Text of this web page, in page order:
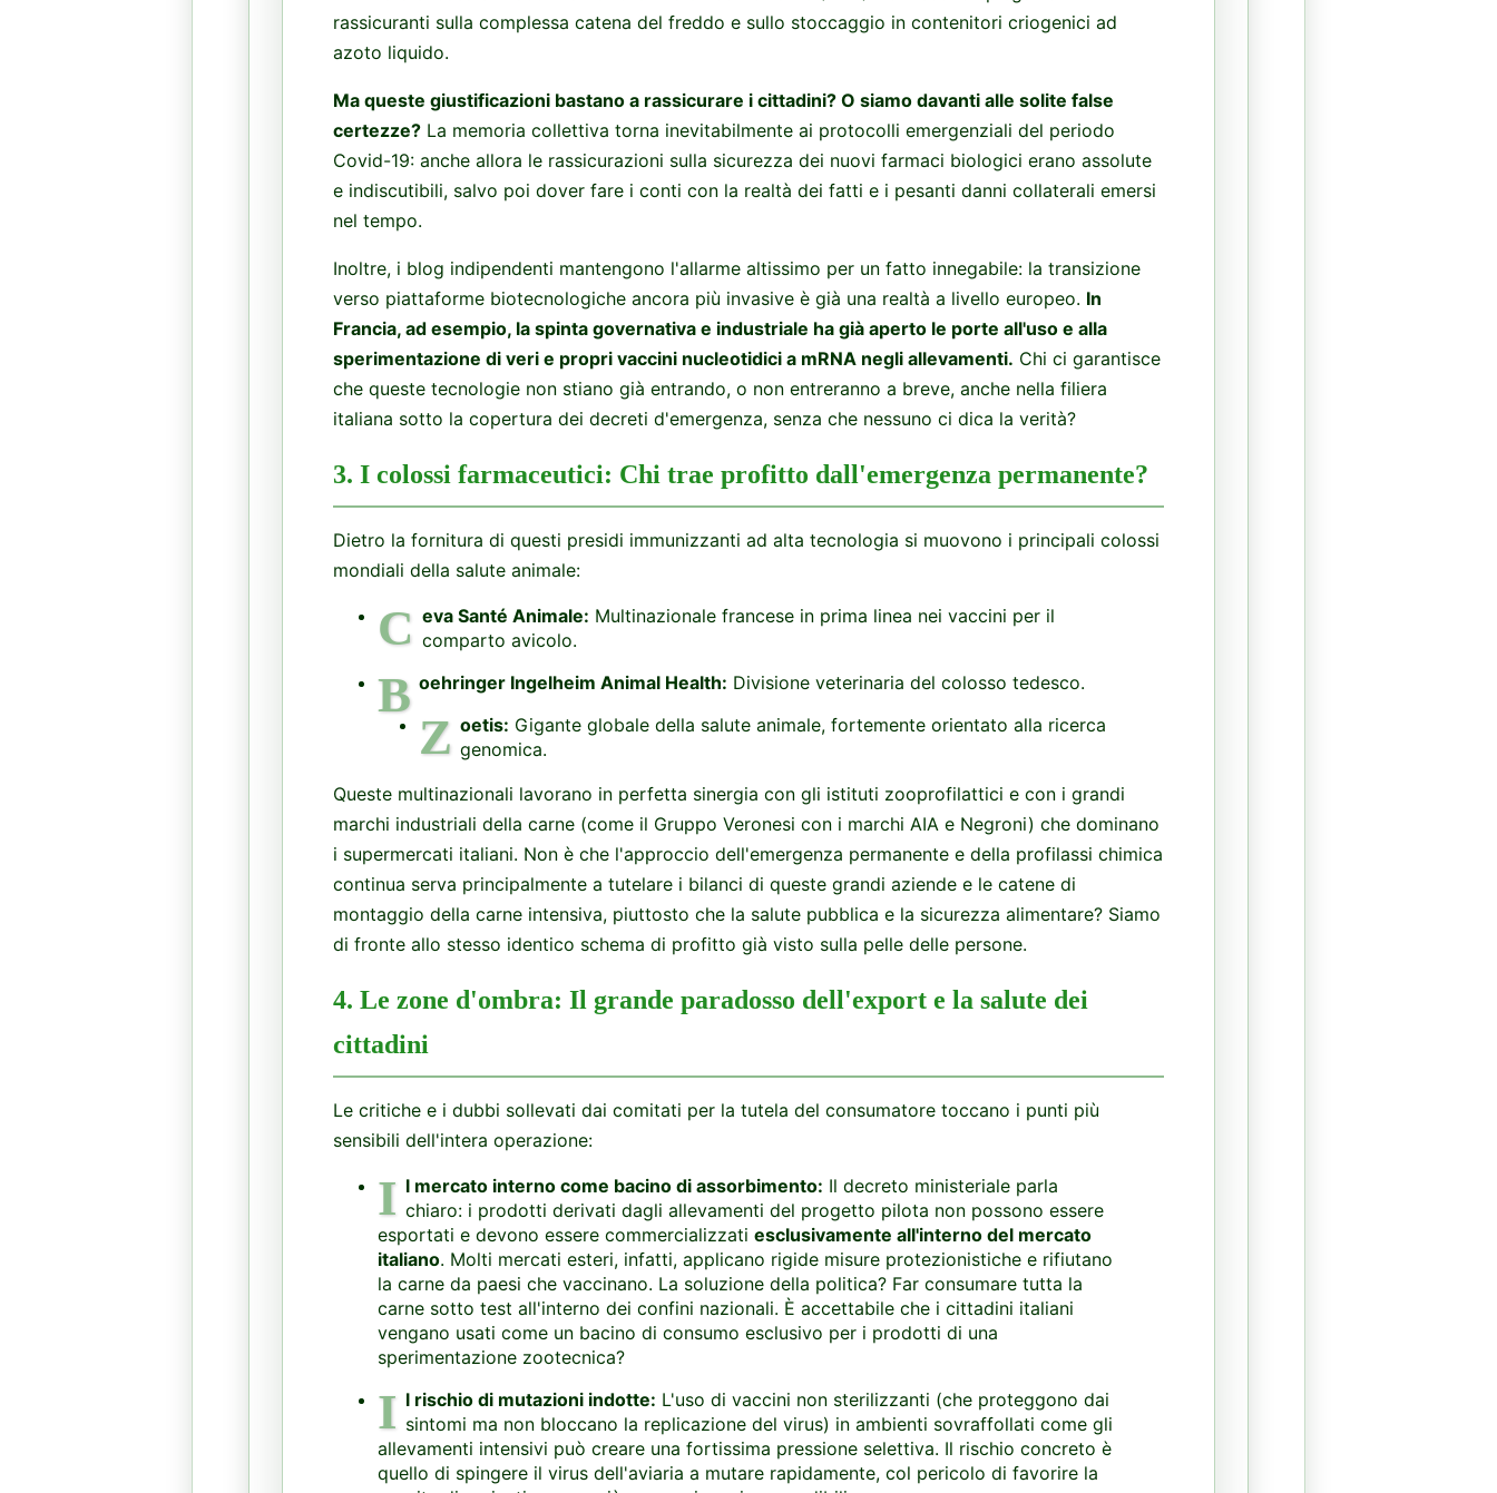
rassicuranti sulla complessa catena del freddo e sullo stoccaggio in contenitori criogenici ad
azoto liquido.
Ma queste giustificazioni bastano a rassicurare i cittadini? O siamo davanti alle solite false
certezze?La memoria collettiva torna inevitabilmente ai protocolli emergenziali del periodo
Covid-19: anche allora le rassicurazioni sulla sicurezza dei nuovi farmaci biologici erano assolute
e indiscutibili, salvo poi dover fare i conti con la realtà dei fatti e i pesanti danni collaterali emersi
nel tempo.
Inoltre, i blog indipendenti mantengono l'allarme altissimo per un fatto innegabile: la transizione
verso piattaforme biotecnologiche ancora più invasive è già una realtà a livello europeo. In
Francia, ad esempio, la spinta governativa e industriale ha già aperto le porte all'uso e alla
sperimentazione di veri e propri vaccini nucleotidici a mRNA negli allevamenti. Chi ci garantisce
che queste tecnologie non stiano già entrando, o non entreranno a breve, anche nella filiera
italiana sotto la copertura dei decreti d'emergenza, senza che nessuno ci dica la verità?
3. I colossi farmaceutici: Chi trae profitto dall'emergenza permanente?
Dietro la fornitura di questi presidi immunizzanti ad alta tecnologia si muovono i principali colossi
mondiali della salute animale:
C eva Santé Animale: Multinazionale francese in prima linea nei vaccini per il
comparto avicolo.
B oehringer Ingelheim Animal Health: Divisione veterinaria del colosso tedesco.
Z oetis: Gigante globale della salute animale, fortemente orientato alla ricerca
genomica.
Queste multinazionali lavorano in perfetta sinergia con gli istituti zooprofilattici e con i grandi
marchi industriali della carne (come il Gruppo Veronesi con i marchi AIA e Negroni) che dominano
i supermercati italiani. Non è che l'approccio dell'emergenza permanente e della profilassi chimica
continua serva principalmente a tutelare i bilanci di queste grandi aziende e le catene di
montaggio della carne intensiva, piuttosto che la salute pubblica e la sicurezza alimentare? Siamo
di fronte allo stesso identico schema di profitto già visto sulla pelle delle persone.
4. Le zone d'ombra: Il grande paradosso dell'export e la salute dei
cittadini
Le critiche e i dubbi sollevati dai comitati per la tutela del consumatore toccano i punti più
sensibili dell'intera operazione:
I l mercato interno come bacino di assorbimento: Il decreto ministeriale parla
chiaro: i prodotti derivati dagli allevamenti del progetto pilota non possono essere
esportati e devono essere commercializzati esclusivamente all'interno del mercato
italiano. Molti mercati esteri, infatti, applicano rigide misure protezionistiche e rifiutano
la carne da paesi che vaccinano. La soluzione della politica? Far consumare tutta la
carne sotto test all'interno dei confini nazionali. È accettabile che i cittadini italiani
vengano usati come un bacino di consumo esclusivo per i prodotti di una
sperimentazione zootecnica?
I l rischio di mutazioni indotte: L'uso di vaccini non sterilizzanti (che proteggono dai
sintomi ma non bloccano la replicazione del virus) in ambienti sovraffollati come gli
allevamenti intensivi può creare una fortissima pressione selettiva. Il rischio concreto è
quello di spingere il virus dell'aviaria a mutare rapidamente, col pericolo di favorire la